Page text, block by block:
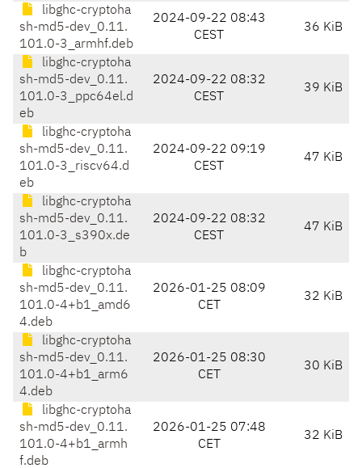
libghc-cryptoha
sh-md5-dev_0.11.
101.0-3_armhf.deb
2024-09-22 08:43
CEST
36 KiB
libghc-cryptoha
sh-md5-dev_0.11.
101.0-3_ppc64el.d
eb
2024-09-22 08:32
CEST
39 KiB
libghc-cryptoha
sh-md5-dev_0.11.
101.0-3_riscv64.d
eb
2024-09-22 09:19
CEST
47 KiB
libghc-cryptoha
sh-md5-dev_0.11.
101.0-3_s390x.de
b
2024-09-22 08:32
CEST
47 KiB
libghc-cryptoha
sh-md5-dev_0.11.
101.0-4+b1_amd6
4.deb
2026-01-25 08:09
CET
32 KiB
libghc-cryptoha
sh-md5-dev_0.11.
101.0-4+b1_arm6
4.deb
2026-01-25 08:30
CET
30 KiB
libghc-cryptoha
sh-md5-dev_0.11.
101.0-4+b1_armh
f.deb
2026-01-25 07:48
CET
32 KiB